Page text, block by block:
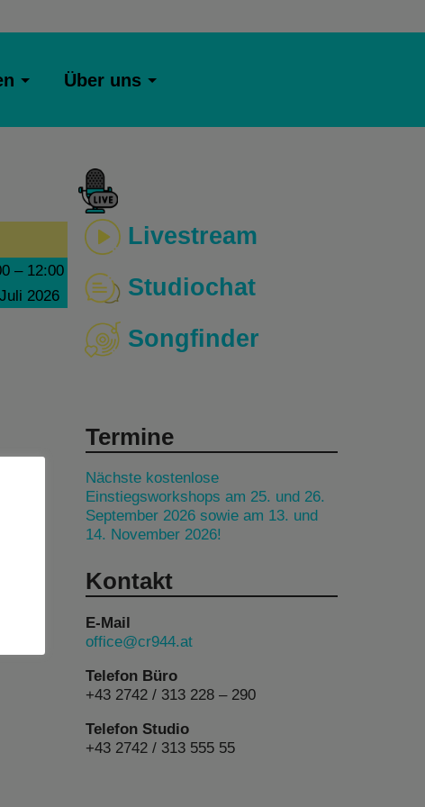
Über uns
– 12:00
2026
Livestream
Studiochat
Songfinder
Termine
Nächste kostenlose
Einstiegsworkshops am 25. und 26.
September 2026 sowie am 13. und
14. November 2026!
Kontakt
E-Mail
office@cr944.at
Telefon Büro
+43 2742 / 313 228 – 290
Telefon Studio
+43 2742 / 313 555 55